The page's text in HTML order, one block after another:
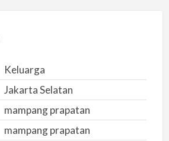
Keluarga
Jakarta Selatan
mampang prapatan
mampang prapatan